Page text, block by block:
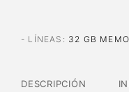
- LÍNEAS : 32 GB
DESCRIPCIÓN